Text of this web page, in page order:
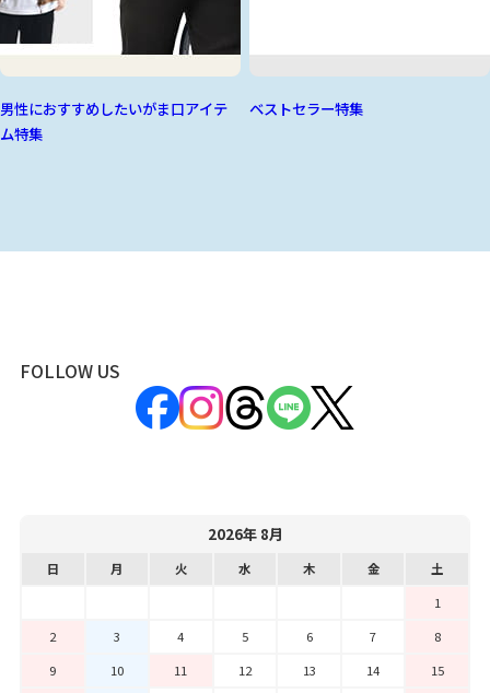
男性におすすめしたいがま口アイテ
ム特集
ベストセラー特集
FOLLOW US
2026年 8月
日 月 火 水 木 金
土
1
2
3 4 5 6 7
8
9
10 11 12 13 14
15